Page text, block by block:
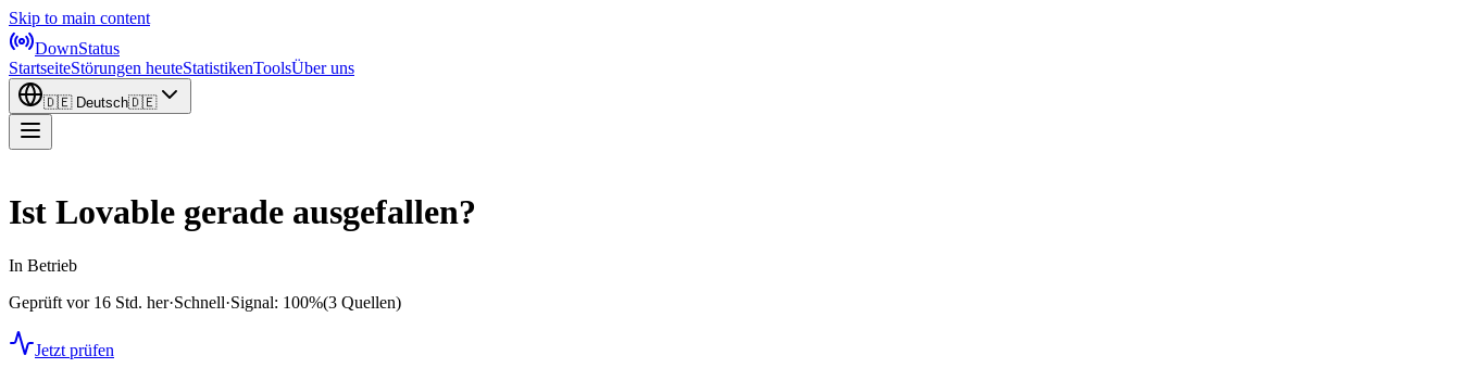
Skip to main content
DownStatus
StartseiteStörungen heuteStatistikenToolsÜber uns
🇩🇪 Deutsch🇩🇪
Ist Lovable gerade ausgefallen?
In Betrieb
Geprüft vor 16 Std. her·Schnell·Signal: 100%(3 Quellen)
Jetzt prüfen